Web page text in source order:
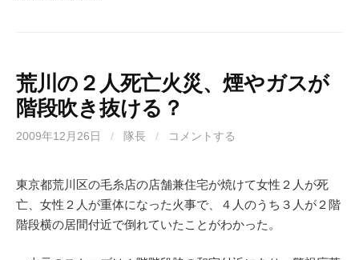
荒川の２人死亡火災、煙やガスが
階段吹き抜ける？
2009年12月26日 / 隊長 / コメントする
東京都荒川区の毛糸店の店舗兼住宅が焼けて女性２人が死
亡、女性２人が重体になった火事で、４人のうち３人が２階
階段横の居間付近で倒れていたことがわかった。